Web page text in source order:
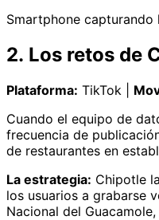
Smartphone
2. Los retos de
Plataforma: TikTok |
Cuando el equipo de
frecuencia de
de restaurantes en
La estrategia: Chipotle
los usuarios a grabarse
Nacional del